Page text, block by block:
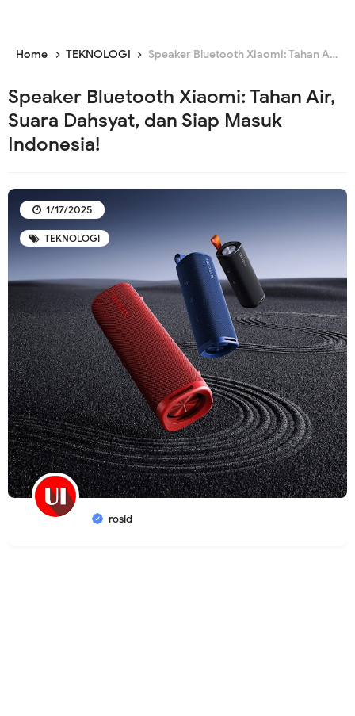
Home TEKNOLOGI Speaker Bluetooth Xiaomi: Tahan Air, Suara Dahsyat, dan Siap Masuk Indonesia!
Speaker Bluetooth Xiaomi: Tahan Air,
Suara Dahsyat, dan Siap Masuk
Indonesia!
TEKNOLOGI
rosid
1/17/2025